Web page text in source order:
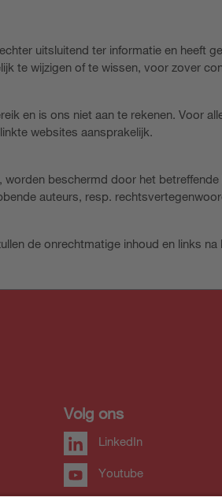
uitsluitend ter informatie en heeft
te wijzigen of te wissen, voor zover
en is ons niet aan te rekenen. Voor
websites aansprakelijk.
beschermd door het
auteurs, resp.
de onrechtmatige inhoud en links na
Volg ons
LinkedIn
Youtube